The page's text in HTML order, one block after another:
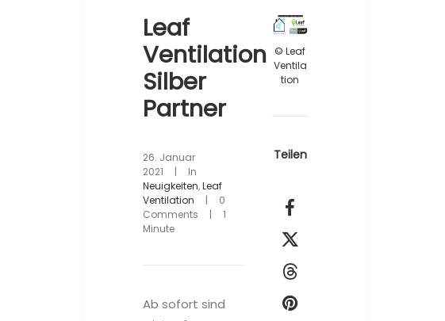
Leaf
Ventilation
Silber
Partner
26. Januar
2021
|
In
Neuigkeiten,Leaf
Ventilation
|
0
Comments
|
1
Minute
Ab sofort sind
© Leaf Ventilation
" data-lbox="ilightbox_single-2540" data-options="width:1294,height:732,thumbnail: 'https://www.effizientes-zuhause.de/wp-content/uploads/Leaf_Silberpartner-300x170.jpg'">
© Leaf
Ventila
tion
Teilen